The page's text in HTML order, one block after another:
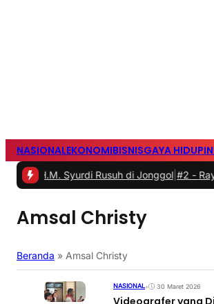
NASIONALEKONOMIBISNISGAYA HIDUP
Syurdi Rusuh di Jonggol| #2 -Rayakan
Amsal Christy
Beranda » Amsal Christy
NASIONAL• 30 Maret 2026
Videografer yang